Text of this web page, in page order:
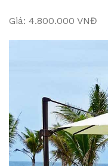
Giá: 4.800.000 VNĐ